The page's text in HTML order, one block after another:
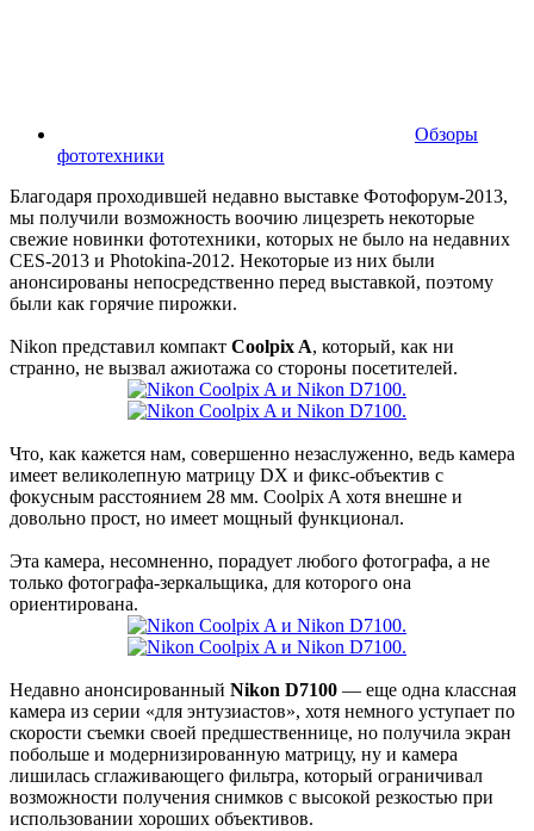
Обзоры
фототехники
Благодаря проходившей недавно выставке Фотофорум-2013,
мы получили возможность воочию лицезреть некоторые
свежие новинки фототехники, которых не было на недавних
CES-2013 и Photokina-2012. Некоторые из них были
анонсированы непосредственно перед выставкой, поэтому
были как горячие пирожки.
Nikon представил компакт Coolpix A, который, как ни
странно, не вызвал ажиотажа со стороны посетителей.
Что, как кажется нам, совершенно незаслуженно, ведь камера
имеет великолепную матрицу DX и фикс-объектив с
фокусным расстоянием 28 мм. Coolpix A хотя внешне и
довольно прост, но имеет мощный функционал.
Эта камера, несомненно, порадует любого фотографа, а не
только фотографа-зеркальщика, для которого она
ориентирована.
Недавно анонсированный Nikon D7100 — еще одна классная
камера из серии «для энтузиастов», хотя немного уступает по
скорости съемки своей предшественнице, но получила экран
побольше и модернизированную матрицу, ну и камера
лишилась сглаживающего фильтра, который ограничивал
возможности получения снимков с высокой резкостью при
использовании хороших объективов.